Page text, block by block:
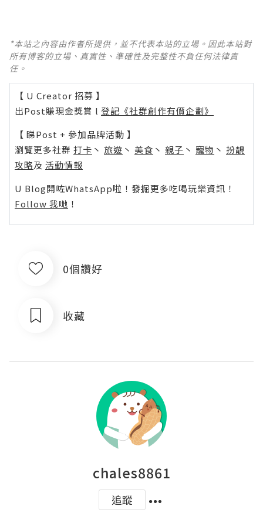
*本站之內容由作者所提供，並不代表本站的立場。因此本站對
所有博客的立場、真實性、準確性及完整性不負任何法律責
任。
【 U Creator 招募 】
出Post賺現金獎賞 l 登記《社群創作有價企劃》
【 睇Post + 參加品牌活動 】
瀏覽更多社群 打卡 丶 旅遊 丶 美食 丶 親子 丶 寵物 丶 扮靚
攻略及 活動情報
U Blog開咗WhatsApp啦！發掘更多吃喝玩樂資訊！
Follow 我哋 ！
0個讚好
收藏
chales8861
追蹤